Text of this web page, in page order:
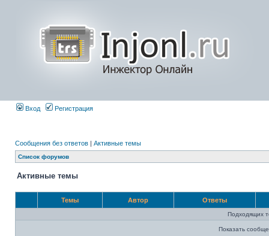
Вход Регистрация
Сообщения без ответов | Активные темы
Список форумов
Активные темы
Темы Автор Ответы
Подходящих
Показать